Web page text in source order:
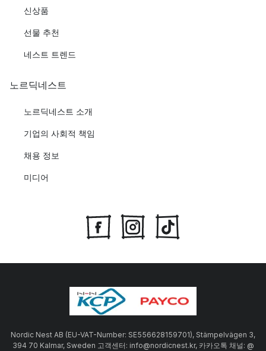
신상품
선물 추천
네스트 트렌드
노르딕네스트
노르딕네스트 소개
기업의 사회적 책임
채용 정보
미디어
Nordic Nest AB (EU-VAT-Number: SE556628159701), Stämpelvägen 3,
394 70 Kalmar, Sweden 고객센터: info@nordicnest.kr, 카카오톡 채널: @